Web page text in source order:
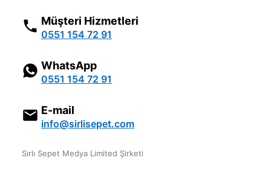
Müşteri Hizmetleri
0551 154 72 91
WhatsApp
0551 154 72 91
E-mail
info@sirlisepet.com
Sırlı Sepet Medya Limited Şirketi